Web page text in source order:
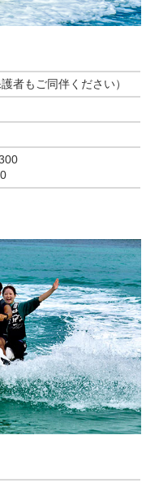
者もご同伴ください）